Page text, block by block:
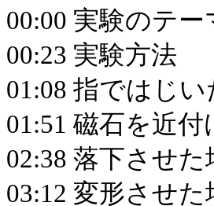
00:00 実験のテー
00:23 実験方法
01:08 指ではじ
01:51 磁石を近
02:38 落下させ
03:12 変形させ